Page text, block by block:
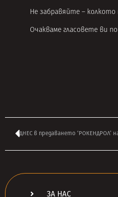
Не забравяйте –
Очакваме гласовете ви
ДНЕС в предаването ‘РОКЕНДРОЛ’
ЗА НАС